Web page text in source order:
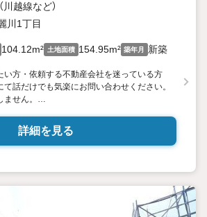
川越線など）
川1丁目
104.12m² 土地面積 154.95m² 築年月 新築
い方・依頼する不動産会社を迷っている方
て話だけでも気楽にお問い合わせください。
せん。
不動産会社・現地販売不動産会社には通常あ
も、埼玉県の新築初期費用軽減サ-ビスが
（一部取り扱えない物件もあり）
0円でも、新築一戸建ての購入（諸費用・エア
・引っ越し代も含む）が可能です！
詳細を見る